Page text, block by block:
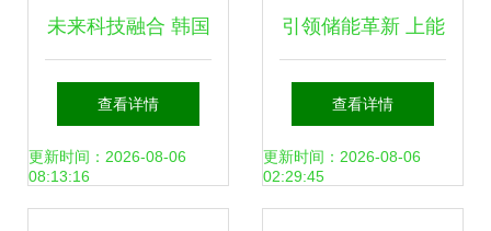
未来科技融合 韩国
设计元素与新能源
技术的视觉盛宴
查看详情
更新时间：2026-08-06
08:13:16
引领储能革新 上能
电气助力新兴能源
技术研发展启新篇
查看详情
更新时间：2026-08-06
02:29:45